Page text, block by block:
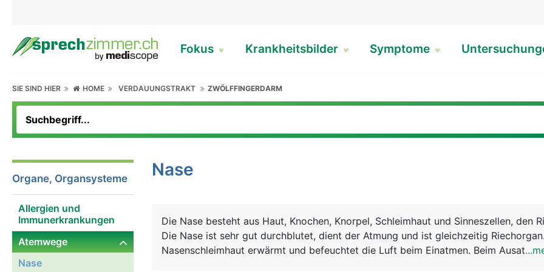
Fokus Krankheitsbilder Symptome
SIE SIND HIER HOME VERDAUUNGSTRAKT ZWÖLFFINGERDARM
Organe, Organsysteme
Allergien und
Immunerkrankungen
Atemwege
Nase
Nase
Die Nase besteht aus Haut, Knochen, Knorpel, Schleimhaut und Sinneszellen, den
Die Nase ist sehr gut durchblutet, dient der Atmung und ist gleichzeitig
Nasenschleimhaut erwärmt und befeuchtet die Luft beim Einatmen. Beim